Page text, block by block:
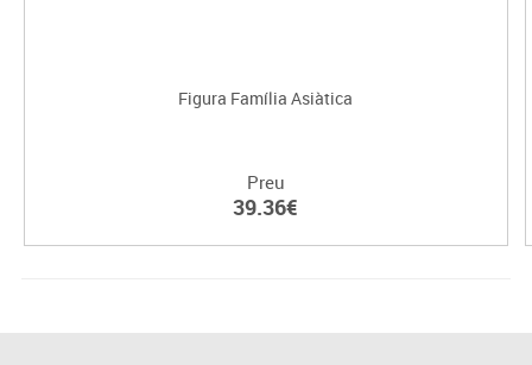
Figura Família Asiàtica
Preu
39.36€